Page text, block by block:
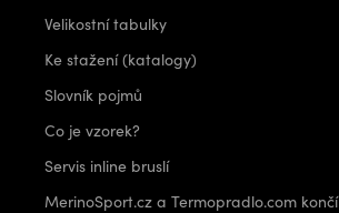
Velikostní tabulky
Ke stažení (katalogy)
Slovník pojmů
Co je vzorek?
Servis inline bruslí
MerinoSport.cz a Termopradlo.com končí